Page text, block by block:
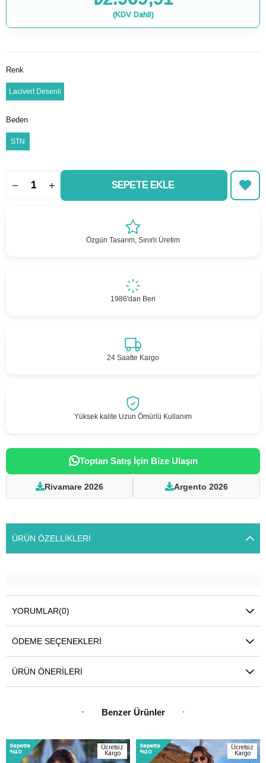
(KDV Dahil)
Renk
Lacivert Desenli
Beden
STN
Özgün Tasarım, Sınırlı Üretim
1986'dan Beri
24 Saatte Kargo
Yüksek kalite Uzun Ömürlü Kullanım
Toptan Satış İçin Bize Ulaşın
Rivamare 2026 Argento 2026
ÜRÜN ÖZELLIKLERI
YORUMLAR(0)
ÖDEME SEÇENEKLERI
ÜRÜN ÖNERILERI
Benzer Ürünler
Sepette
%10
Ücretsiz
Kargo
Sepette
%10
Ücretsiz
Kargo